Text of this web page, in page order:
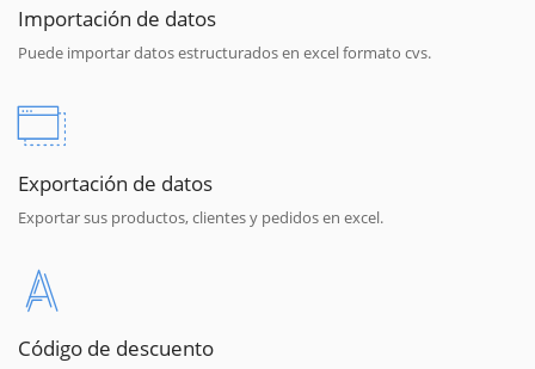
Importación de datos
Puede importar datos estructurados en excel formato cvs.
Exportación de datos
Exportar sus productos, clientes y pedidos en excel.
Código de descuento